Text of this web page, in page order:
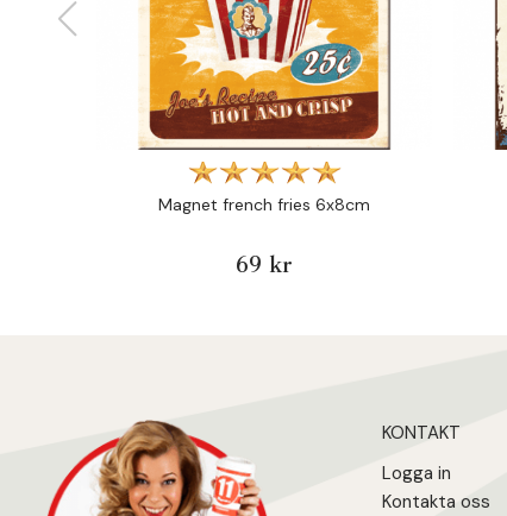
Magnet french fries 6x8cm
69 kr
KONTAKT
Logga in
Kontakta oss